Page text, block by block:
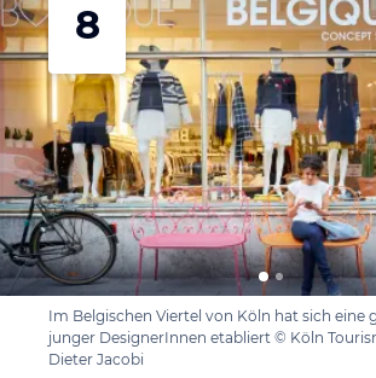
8
Im Belgischen Viertel von Köln hat sich eine
junger DesignerInnen etabliert © Köln
Dieter Jacobi